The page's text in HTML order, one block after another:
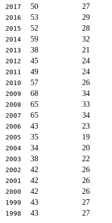
2017 50 27
2016 53 29
2015 52 28
2014 59 32
2013 38 21
2012 45 24
2011 49 24
2010 57 26
2009 68 34
2008 65 33
2007 65 34
2006 43 23
2005 35 19
2004 34 20
2003 38 22
2002 42 26
2001 42 26
2000 42 26
1999 43 27
1998 43 27